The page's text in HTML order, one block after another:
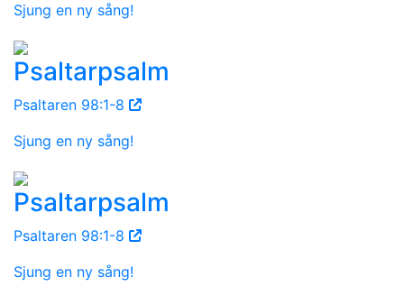
Sjung en ny sång!
Psaltarpsalm
Psaltaren 98:1-8
Sjung en ny sång!
Psaltarpsalm
Psaltaren 98:1-8
Sjung en ny sång!